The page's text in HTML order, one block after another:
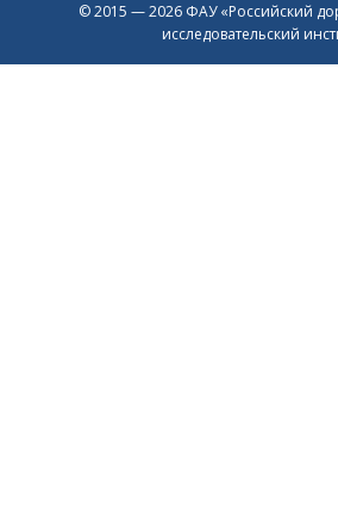
© 2015 — 2026 ФАУ «Российский
исследовательский